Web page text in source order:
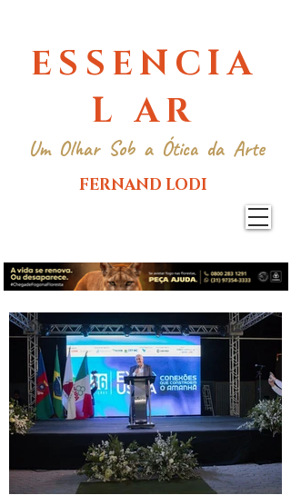
ESSENCIA
L AR
Um Olhar Sob a Ótica da Arte
FERNAND LODI